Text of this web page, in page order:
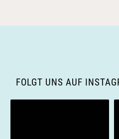
FOLGT UNS AUF